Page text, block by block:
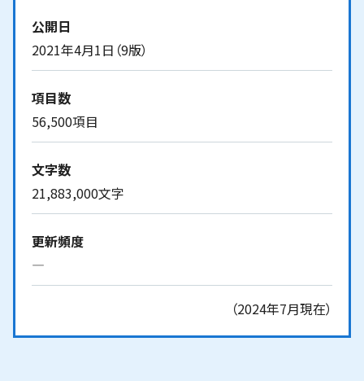
公開日
2021年4月1日（9版）
項目数
56,500項目
文字数
21,883,000文字
更新頻度
―
（2024年7月現在）